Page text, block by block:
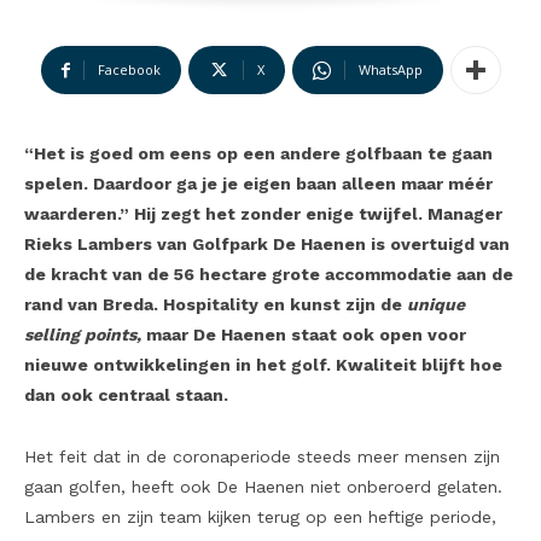
Facebook X WhatsApp
“Het is goed om eens op een andere golfbaan te gaan
spelen. Daardoor ga je je eigen baan alleen maar méér
waarderen.” Hij zegt het zonder enige twijfel. Manager
Rieks Lambers van Golfpark De Haenen is overtuigd van
de kracht van de 56 hectare grote accommodatie aan de
rand van Breda. Hospitality en kunst zijn de unique
selling points, maar De Haenen staat ook open voor
nieuwe ontwikkelingen in het golf. Kwaliteit blijft hoe
dan ook centraal staan.
Het feit dat in de coronaperiode steeds meer mensen zijn
gaan golfen, heeft ook De Haenen niet onberoerd gelaten.
Lambers en zijn team kijken terug op een heftige periode,